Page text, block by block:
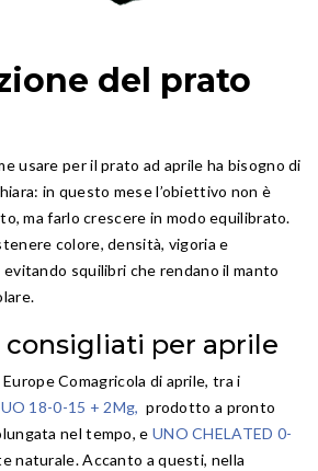
del prato
usare per il prato ad aprile ha bisogno di
in questo mese l’obiettivo non è
ma farlo crescere in modo equilibrato.
colore, densità, vigoria e
squilibri che rendano il manto
per aprile
Comagricola di aprile, tra i
18-0-15 + 2Mg,prodotto a pronto
nel tempo, e UNO CHELATED 0-
naturale. Accanto a questi, nella